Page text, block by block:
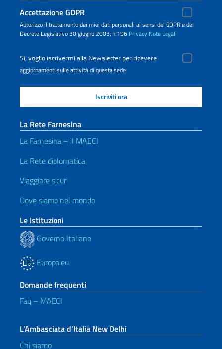
Accettazione GDPR
Autorizzo il trattamento dei miei dati personali ai sensi del GDPR e del
Decreto Legislativo 30 giugno 2003, n.196 Privacy Note Legali
Sì, voglio iscrivermi alla Newsletter per ricevere
aggiornamenti sulle attività di questa sede
La Rete Farnesina
La Farnesina – il MAECI
La Rete diplomatica
Viaggiare sicuri
Dove siamo nel mondo
Le Istituzioni
Governo Italiano
Europa.eu
Domande frequenti
Faq – MAECI
L’Ambasciata d’Italia New Delhi
Chi siamo